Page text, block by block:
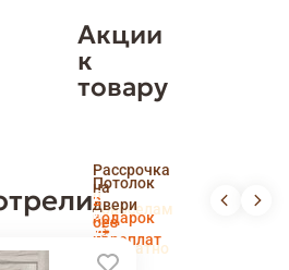
Акции
к
товару
пенсионерам
и
новоселам
Рассрочка
на
двери
без
переплат
Потолок
в
подарок
Доставка
и
установка
беслпатно